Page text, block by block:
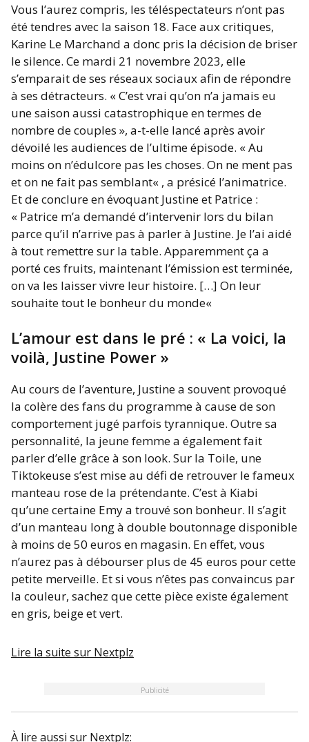
Vous l’aurez compris, les téléspectateurs n’ont pas
été tendres avec la saison 18. Face aux critiques,
Karine Le Marchand a donc pris la décision de briser
le silence. Ce mardi 21 novembre 2023, elle
s’emparait de ses réseaux sociaux afin de répondre
à ses détracteurs. « C’est vrai qu’on n’a jamais eu
une saison aussi catastrophique en termes de
nombre de couples », a-t-elle lancé après avoir
dévoilé les audiences de l’ultime épisode. «Au
moins on n’édulcore pas les choses. On ne ment pas
et on ne fait pas semblant« , a présicé l’animatrice.
Et de conclure en évoquant Justine et Patrice :
« Patrice m’a demandé d’intervenir lors du bilan
parce qu’il n’arrive pas à parler à Justine. Je l’ai aidé
à tout remettresur la table. Apparemment ça a
porté ces fruits, maintenant l’émission est terminée,
on va les laisser vivre leur histoire. […] On leur
souhaite tout le bonheur du monde«
L’amour est dans le pré : « La voici, la
voilà, Justine Power »
Au cours de l’aventure, Justine a souvent provoqué
la colère des fans du programme à cause de son
comportement jugé parfois tyrannique. Outre sa
personnalité, la jeune femme a également fait
parler d’elle grâce à son look. Sur la Toile, une
Tiktokeuse s’est mise au défi de retrouver le fameux
manteau rose de la prétendante. C’est à Kiabi
qu’une certaine Emy a trouvé son bonheur. Il s’agit
d’un manteau long à double boutonnage disponible
à moins de 50 euros en magasin. En effet, vous
n’aurez pas à débourser plus de 45 euros pour cette
petite merveille. Et si vous n’êtes pas convaincus par
la couleur, sachez que cette pièce existe également
en gris, beige et vert.
Lire la suite sur Nextplz
Publicité
À lire aussi sur Nextplz: